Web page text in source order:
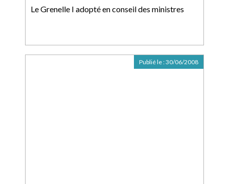
Le Grenelle I adopté en conseil des ministres
Publié le :30/06/2008